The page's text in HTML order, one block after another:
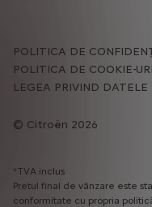
Citroën 2026
POLITICA DE
POLITICA DE COOKIE-URI
LEGEA PRIVIND DATELE
*TVA inclus
Pretul final de vânzare este
conformitate cu propria